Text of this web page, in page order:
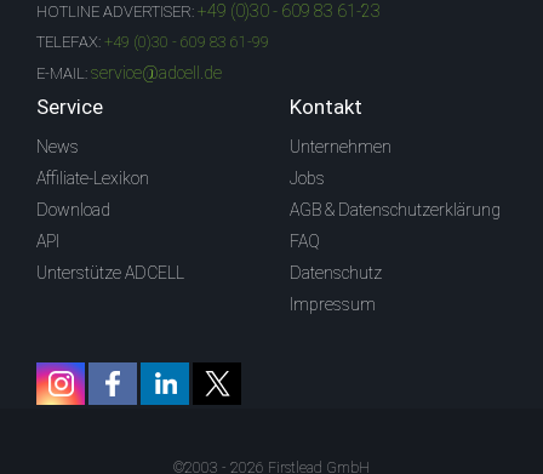
HOTLINE ADVERTISER: +49 (0)30 - 609 83 61-23
TELEFAX: +49 (0)30 - 609 83 61-99
E-MAIL: service@adcell.de
Service
News
Affiliate-Lexikon
Download
API
Unterstütze ADCELL
Kontakt
Unternehmen
Jobs
AGB & Datenschutzerklärung
FAQ
Datenschutz
Impressum
©2003 - 2026 Firstlead GmbH